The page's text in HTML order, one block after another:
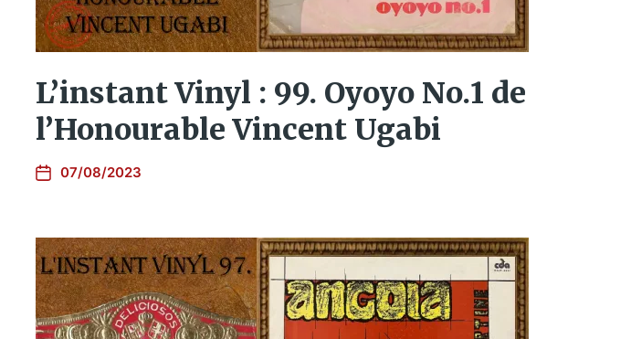
L’instant Vinyl : 99. Oyoyo No.1 de
l’Honourable Vincent Ugabi
07/08/2023